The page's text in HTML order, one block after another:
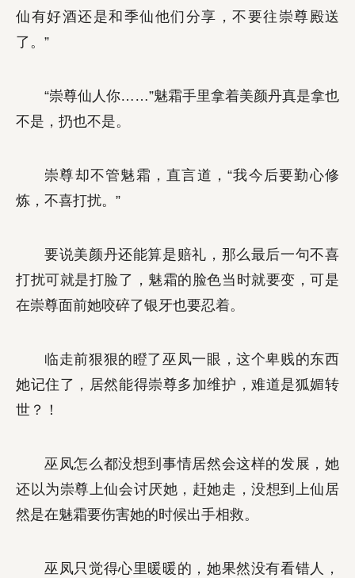
仙有好酒还是和季仙他们分享，不要往崇尊殿送
了。”
“崇尊仙人你……”魅霜手里拿着美颜丹真是拿也
不是，扔也不是。
崇尊却不管魅霜，直言道，“我今后要勤心修
炼，不喜打扰。”
要说美颜丹还能算是赔礼，那么最后一句不喜
打扰可就是打脸了，魅霜的脸色当时就要变，可是
在崇尊面前她咬碎了银牙也要忍着。
临走前狠狠的瞪了巫凤一眼，这个卑贱的东西
她记住了，居然能得崇尊多加维护，难道是狐媚转
世？！
巫凤怎么都没想到事情居然会这样的发展，她
还以为崇尊上仙会讨厌她，赶她走，没想到上仙居
然是在魅霜要伤害她的时候出手相救。
巫凤只觉得心里暖暖的，她果然没有看错人，